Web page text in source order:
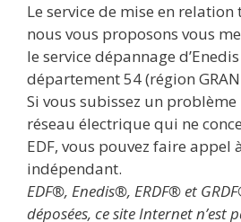
Le service de mise en
nous vous proposons vous
le service dépannage
département 54 (région
Si vous subissez un
réseau électrique qui ne
EDF, vous pouvez faire appel
indépendant.
EDF®, Enedis®, ERDF® et
déposées, ce site Internet n’est